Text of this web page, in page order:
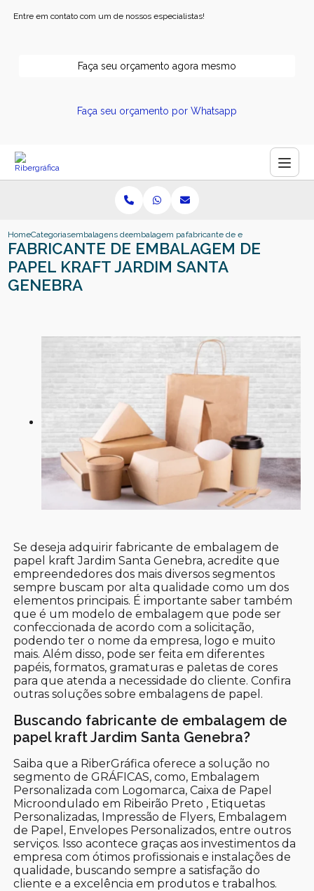
Entre em contato com um de nossos especialistas!
Faça seu orçamento agora mesmo
Faça seu orçamento por Whatsapp
HomeCategoriasembalagens de papelembalagem papel kraftfabricante de embalagem de
FABRICANTE DE EMBALAGEM DE
PAPEL KRAFT JARDIM SANTA
GENEBRA
Se deseja adquirir fabricante de embalagem de
papel kraft Jardim Santa Genebra, acredite que
empreendedores dos mais diversos segmentos
sempre buscam por alta qualidade como um dos
elementos principais. É importante saber também
que é um modelo de embalagem que pode ser
confeccionada de acordo com a solicitação,
podendo ter o nome da empresa, logo e muito
mais. Além disso, pode ser feita em diferentes
papéis, formatos, gramaturas e paletas de cores
para que atenda a necessidade do cliente. Confira
outras soluções sobre embalagens de papel.
Buscando fabricante de embalagem de
papel kraft Jardim Santa Genebra?
Saiba que a RiberGráfica oferece a solução no
segmento de GRÁFICAS, como, Embalagem
Personalizada com Logomarca, Caixa de Papel
Microondulado em Ribeirão Preto , Etiquetas
Personalizadas, Impressão de Flyers, Embalagem
de Papel, Envelopes Personalizados, entre outros
serviços. Isso acontece graças aos investimentos da
empresa com ótimos profissionais e instalações de
qualidade, buscando sempre a satisfação do
cliente e a excelência em produtos e trabalhos.